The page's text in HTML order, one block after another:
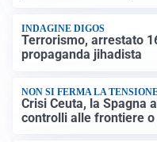
INDAGINE DIGOS
Terrorismo, arrestato
propaganda jihadista
NON SI FERMA LA
Crisi Ceuta, la Spagna
controlli alle frontiere